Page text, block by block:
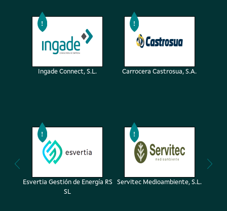
Ingade Connect, S.L. Carrocera Castrosua, S.A.
Esvertia Gestión de Energía RS
SL
Servitec Medioambiente, S.L.